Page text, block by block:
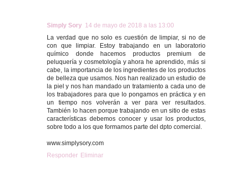
Simply Sory 14 de mayo de 2018 a las 13:00
La verdad que no solo es cuestión de limpiar, si no de
con que limpiar. Estoy trabajando en un laboratorio
químico donde hacemos productos premium de
peluquería y cosmetología y ahora he aprendido, más si
cabe, la importancia de los ingredientes de los productos
de belleza que usamos. Nos han realizado un estudio de
la piel y nos han mandado un tratamiento a cada uno de
los trabajadores para que lo pongamos en práctica y en
un tiempo nos volverán a ver para ver resultados.
También lo hacen porque trabajando en un sitio de estas
características debemos conocer y usar los productos,
sobre todo a los que formamos parte del dpto comercial.
www.simplysory.com
Responder Eliminar